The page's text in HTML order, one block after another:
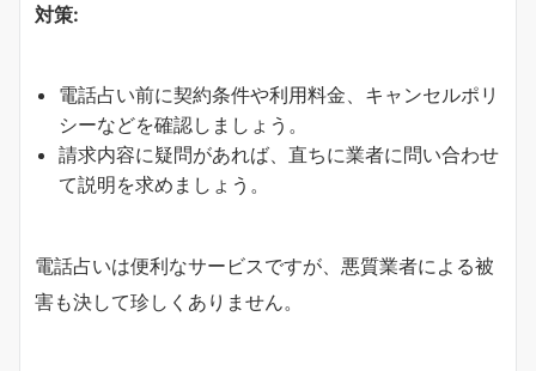
対策:
電話占い前に契約条件や利用料金、キャンセルポリ
シーなどを確認しましょう。
請求内容に疑問があれば、直ちに業者に問い合わせ
て説明を求めましょう。
電話占いは便利なサービスですが、悪質業者による被
害も決して珍しくありません。